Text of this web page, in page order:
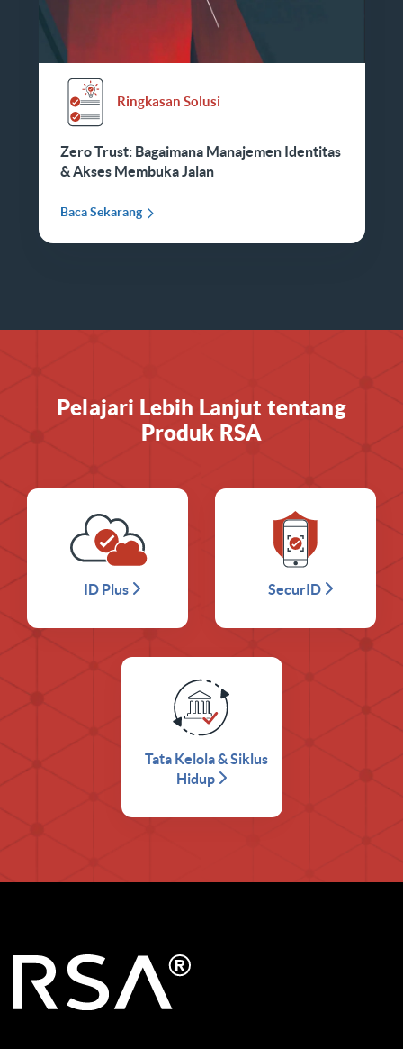
Ringkasan Solusi
Zero Trust: Bagaimana Manajemen Identitas
& Akses Membuka Jalan
Baca Sekarang
Pelajari Lebih Lanjut tentang
Produk RSA
ID Plus SecurID
Tata Kelola & Siklus
Hidup